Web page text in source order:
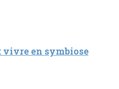
vivre en symbiose